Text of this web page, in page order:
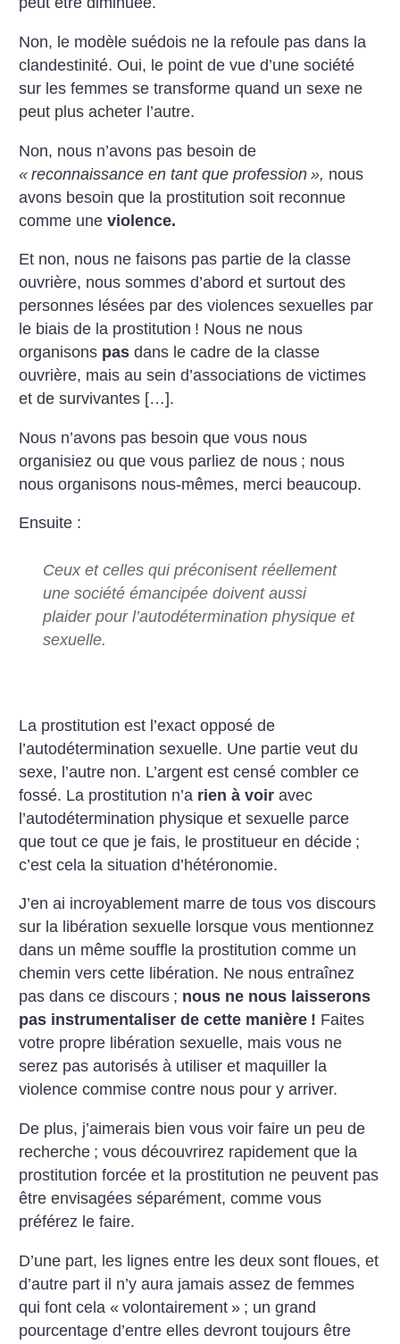
Non, le modèle suédois ne la refoule pas dans la
clandestinité. Oui, le point de vue d’une société
sur les femmes se transforme quand un sexe ne
peut plus acheter l’autre.
Non, nous n’avons pas besoin de
« reconnaissance en tant que profession », nous
avons besoin que la prostitution soit reconnue
comme uneviolence.
Et non, nous ne faisons pas partie de la classe
ouvrière, nous sommes d’abord et surtout des
personnes lésées par des violences sexuelles par
le biais de la prostitution ! Nous ne nous
organisons pasdans le cadre de la classe
ouvrière, mais au sein d’associations de victimes
et de survivantes […].
Nous n’avons pas besoin que vous nous
organisiez ou que vous parliez de nous ; nous
nous organisons nous-mêmes, merci beaucoup.
Ensuite :
Ceux et celles qui préconisent réellement
une société émancipée doivent aussi
plaider pour l’autodétermination physique et
sexuelle.
La prostitution est l’exact opposé de
l’autodétermination sexuelle. Une partie veut du
sexe, l’autre non. L’argent est censé combler ce
fossé. La prostitution n’a rien à voir avec
l’autodétermination physique et sexuelle parce
que tout ce que je fais, le prostitueur en décide ;
c’est cela la situation d’hétéronomie.
J’en ai incroyablement marre de tous vos discours
sur la libération sexuelle lorsque vous mentionnez
dans un même souffle la prostitution comme un
chemin vers cette libération. Ne nous entraînez
pas dans ce discours ; nous ne nous laisserons
pas instrumentaliser de cette manière ! Faites
votre propre libération sexuelle, mais vous ne
serez pas autorisés à utiliser et maquiller la
violence commise contre nous pour y arriver.
De plus, j’aimerais bien vous voir faire un peu de
recherche ; vous découvrirez rapidement que la
prostitution forcée et la prostitution ne peuvent pas
être envisagées séparément, comme vous
préférez le faire.
D’une part, les lignes entre les deux sont floues, et
d’autre part il n’y aura jamais assez de femmes
qui font cela « volontairement » ; un grand
pourcentage d’entre elles devront toujours être